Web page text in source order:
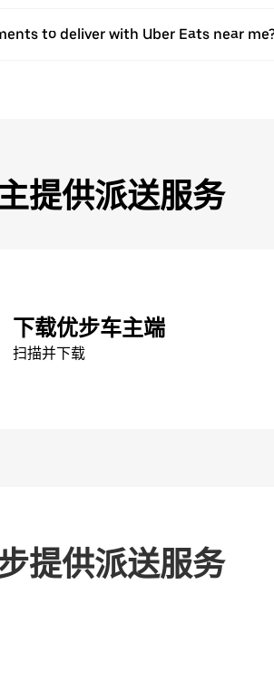
to deliver with Uber Eats near
提供派送服务
下载优步车主端
扫描并下载
提供派送服务